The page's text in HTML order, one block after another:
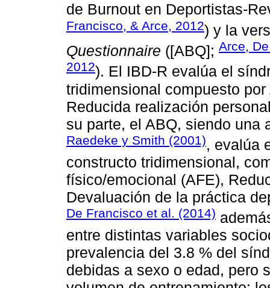
de Burnout en Deportistas-
Francisco, & Arce, 2012) y la
Questionnaire ([ABQ]; Arce,
2012). El IBD-R evalúa el
tridimensional compuesto
Reducida realización
su parte, el ABQ, siendo una
Raedeke y Smith (2001), evalúa
constructo tridimensional,
físico/emocional (AFE),
Devaluación de la práctica
De Francisco et al. (2014)
entre distintas variables
prevalencia del 3.8 % del
debidas a sexo o edad, pero